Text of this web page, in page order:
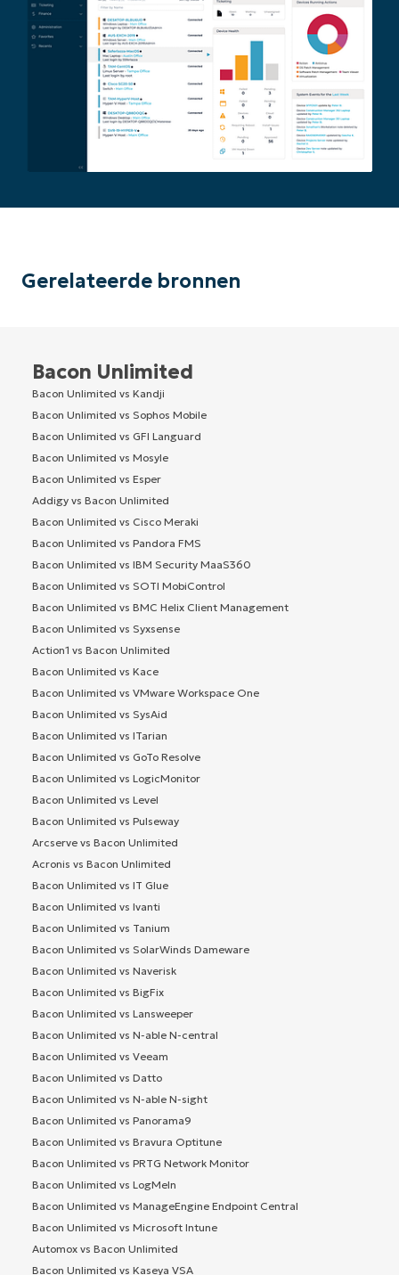
Gerelateerde bronnen
Bacon Unlimited
Bacon Unlimited vs Kandji
Bacon Unlimited vs Sophos Mobile
Bacon Unlimited vs GFI Languard
Bacon Unlimited vs Mosyle
Bacon Unlimited vs Esper
Addigy vs Bacon Unlimited
Bacon Unlimited vs Cisco Meraki
Bacon Unlimited vs Pandora FMS
Bacon Unlimited vs IBM Security MaaS360
Bacon Unlimited vs SOTI MobiControl
Bacon Unlimited vs BMC Helix Client Management
Bacon Unlimited vs Syxsense
Action1 vs Bacon Unlimited
Bacon Unlimited vs Kace
Bacon Unlimited vs VMware Workspace One
Bacon Unlimited vs SysAid
Bacon Unlimited vs ITarian
Bacon Unlimited vs GoTo Resolve
Bacon Unlimited vs LogicMonitor
Bacon Unlimited vs Level
Bacon Unlimited vs Pulseway
Arcserve vs Bacon Unlimited
Acronis vs Bacon Unlimited
Bacon Unlimited vs IT Glue
Bacon Unlimited vs Ivanti
Bacon Unlimited vs Tanium
Bacon Unlimited vs SolarWinds Dameware
Bacon Unlimited vs Naverisk
Bacon Unlimited vs BigFix
Bacon Unlimited vs Lansweeper
Bacon Unlimited vs N-able N-central
Bacon Unlimited vs Veeam
Bacon Unlimited vs Datto
Bacon Unlimited vs N-able N-sight
Bacon Unlimited vs Panorama9
Bacon Unlimited vs Bravura Optitune
Bacon Unlimited vs PRTG Network Monitor
Bacon Unlimited vs LogMeIn
Bacon Unlimited vs ManageEngine Endpoint Central
Bacon Unlimited vs Microsoft Intune
Automox vs Bacon Unlimited
Bacon Unlimited vs Kaseya VSA